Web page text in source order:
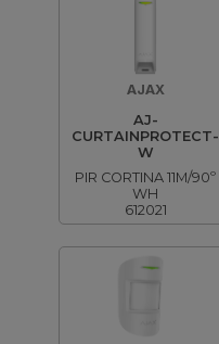
AJAX
AJ-
CURTAINPROTECT-
W
PIR CORTINA 11M/90º
WH
612021